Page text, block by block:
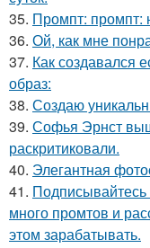
35. Промпт: промпт:
36. Ой, как мне
37. Как создавался
образ:
38. Создаю
39. Софья Эрнст
раскритиковали.
40. Элегантная
41.
много промтов и
этом зарабатывать.